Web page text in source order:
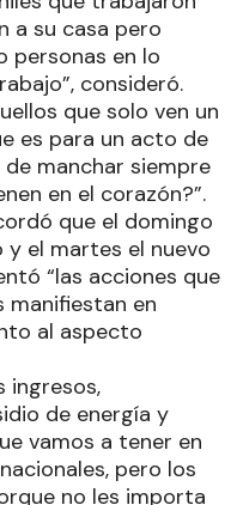
a su casa pero
personas en lo
consideró.
que solo ven un
es para un acto de
manchar siempre
en el corazón?”.
que el domingo
el martes el nuevo
“las acciones que
manifiestan en
al aspecto
ingresos,
de energía y
vamos a tener en
pero los
no les importa